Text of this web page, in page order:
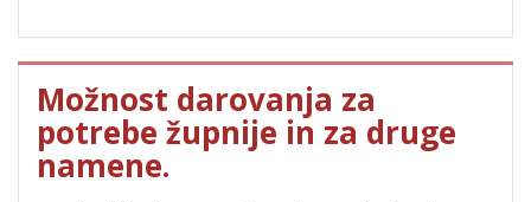
Možnost darovanja za
potrebe župnije in za druge
namene.